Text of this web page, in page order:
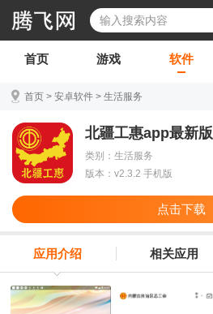
首页 游戏 软件
首页 > 安卓软件 > 生活服务
北疆工惠app最新版
类别：生活服务
版本：v2.3.2 手机版
点击下载
应用介绍 相关应用